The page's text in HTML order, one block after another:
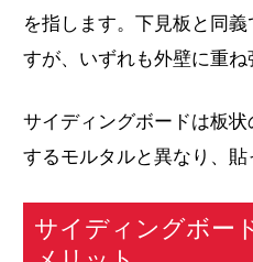
を指します。下見板と同
すが、いずれも外壁に重ね
サイディングボードは板
するモルタルと異なり、貼
サイディングボー